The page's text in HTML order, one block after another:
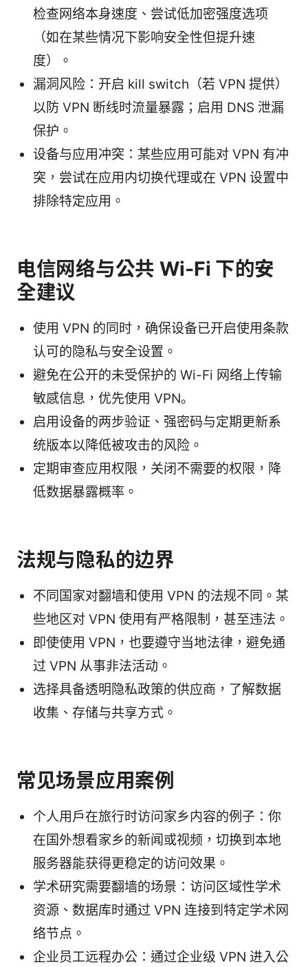
检查网络本身速度、尝试低加密强度选项
（如在某些情况下影响安全性但提升速
度）。
漏洞风险：开启 kill switch（若 VPN 提供）
以防 VPN 断线时流量暴露；启用 DNS 泄漏
保护。
设备与应用冲突：某些应用可能对 VPN 有冲
突，尝试在应用内切换代理或在 VPN 设置中
排除特定应用。
电信网络与公共 Wi-Fi 下的安
全建议
使用 VPN 的同时，确保设备已开启使用条款
认可的隐私与安全设置。
避免在公开的未受保护的 Wi-Fi 网络上传输
敏感信息，优先使用 VPN。
启用设备的两步验证、强密码与定期更新系
统版本以降低被攻击的风险。
定期审查应用权限，关闭不需要的权限，降
低数据暴露概率。
法规与隐私的边界
不同国家对翻墙和使用 VPN 的法规不同。某
些地区对 VPN 使用有严格限制，甚至违法。
即使使用 VPN，也要遵守当地法律，避免通
过 VPN 从事非法活动。
选择具备透明隐私政策的供应商，了解数据
收集、存储与共享方式。
常见场景应用案例
个人用户在旅行时访问家乡内容的例子：你
在国外想看家乡的新闻或视频，切换到本地
服务器能获得更稳定的访问效果。
学术研究需要翻墙的场景：访问区域性学术
资源、数据库时通过 VPN 连接到特定学术网
络节点。
企业员工远程办公：通过企业级 VPN 进入公